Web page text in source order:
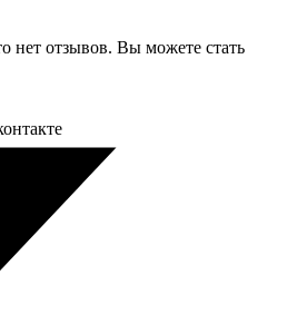
нет отзывов. Вы можете стать